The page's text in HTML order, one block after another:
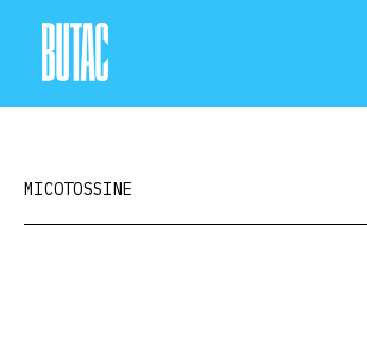
MICOTOSSINE